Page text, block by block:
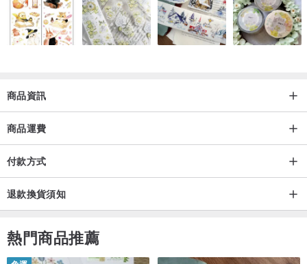
商品資訊
商品運費
付款方式
退款換貨須知
熱門商品推薦